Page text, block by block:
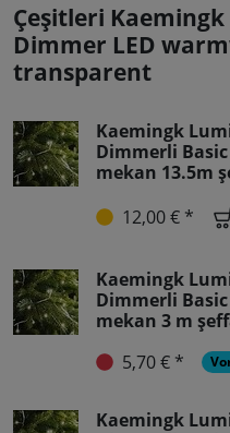
Çeşitleri
Dimmer LED
transparent
Kaemingk
Dimmerli Basic
mekan 13.5m
12,00 € *
Kaemingk
Dimmerli Basic
mekan 3 m
5,70 € *
Kaemingk